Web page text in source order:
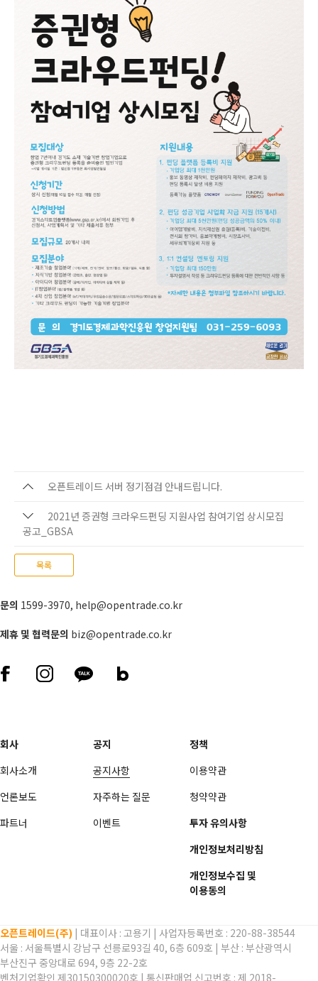
오픈트레이드 서버 정기점검 안내드립니다.
2021년 증권형 크라우드펀딩 지원사업 참여기업 상시모집
공고_GBSA
목록
문의 1599-3970, help@opentrade.co.kr
제휴 및 협력문의 biz@opentrade.co.kr
회사
회사소개
언론보도
파트너
공지
공지사항
자주하는 질문
이벤트
정책
이용약관
청약약관
투자 유의사항
개인정보처리방침
개인정보수집 및
이용동의
오픈트레이드(주) | 대표이사 : 고용기 | 사업자등록번호 : 220-88-38544
서울 : 서울특별시 강남구 선릉로93길 40, 6층 609호 | 부산 : 부산광역시
부산진구 중앙대로 694, 9층 22-2호
벤처기업확인 제30150300020호 | 통신판매업 신고번호 : 제 2018-